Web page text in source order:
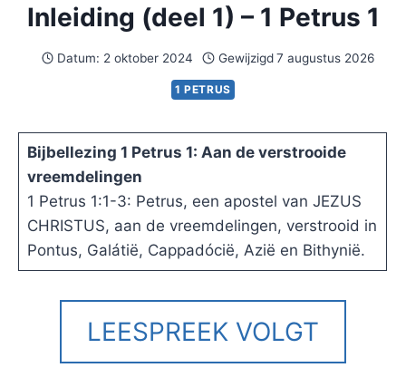
Inleiding (deel 1) – 1 Petrus 1
Datum: 2 oktober 2024 Gewijzigd 7 augustus 2026
1 PETRUS
Bijbellezing 1 Petrus 1: Aan de verstrooide
vreemdelingen
1 Petrus 1:1-3: Petrus, een apostel van JEZUS
CHRISTUS, aan de vreemdelingen, verstrooid in
Pontus, Galátië, Cappadócië, Azië en Bithynië.
LEESPREEK VOLGT